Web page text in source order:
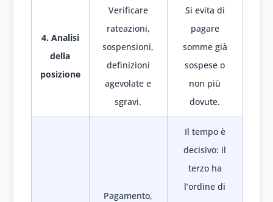
4. Analisi
della
posizione
Verificare
rateazioni,
sospensioni,
definizioni
agevolate e
sgravi.
Si evita di
pagare
somme già
sospese o
non più
dovute.
Pagamento,
Il tempo è
decisivo: il
terzo ha
l’ordine di